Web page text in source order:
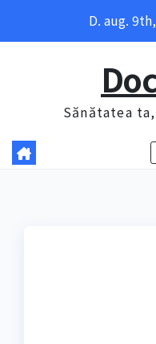
D. aug.
Sănătatea